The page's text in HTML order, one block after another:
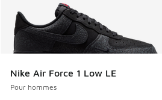
Nike Air Force 1 Low LE
Pour hommes